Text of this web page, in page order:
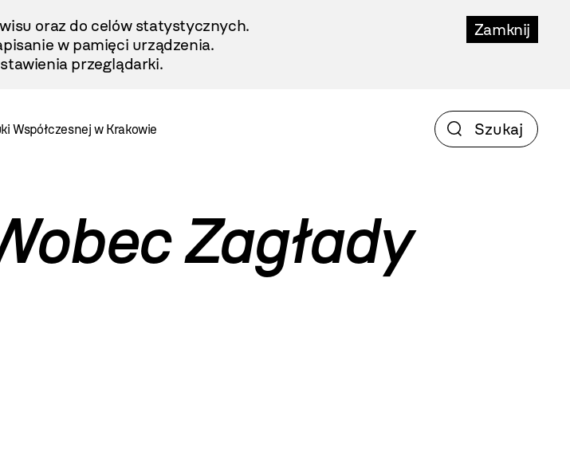
Zamknij
oraz do celów statystycznych.
w pamięci urządzenia.
przeglądarki.
Współczesnej w Krakowie
Zagłady